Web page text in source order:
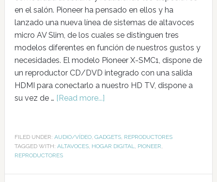
en el salón. Pioneer ha pensado en ellos y ha
lanzado una nueva línea de sistemas de altavoces
micro AV Slim, de los cuales se distinguen tres
modelos diferentes en función de nuestros gustos y
necesidades. El modelo Pioneer X-SMC1, dispone de
un reproductor CD/DVD integrado con una salida
HDMI para conectarlo a nuestro HD TV, dispone a
su vez de … [Read more...]
FILED UNDER: AUDIO/VÍDEO, GADGETS, REPRODUCTORES
TAGGED WITH: ALTAVOCES, HOGAR DIGITAL, PIONEER,
REPRODUCTORES